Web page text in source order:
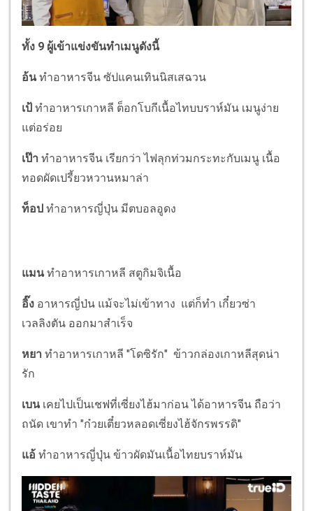
ทั้ง 9 ผู้เข้าแข่งขันทำเมนูดังนี้
อ้นทำอาหารจีน ซัปแคนเทินนิสเสฉวน
เป้ ทำอาหารเกาหลี ต็อกโบกีเนื้อไทบบราห์มัน เมนูง่าย
แต่อร่อย
เป๊า ทำอาหารจีน เรียกว่า ไฟลุกท่วมกระทะกับเมนู เนื้อ
ทอดผัดเปรี้ยวหวานหมาล่า
ท็อป ทำอาหารญี่ปุ่น มีตบอลอูดง
แมนทำอาหารเกาหลี สตูกิมจิเนื้อ
อิ๊ง อาหารญี่ป่น แม้จะไม่เข้าทาง แต่ก็ทำ เกี๋ยวซ่า
เวลลิงตัน ออกมาสำเร็จ
หยา ทำอาหารเกาหลี "โดซิรัก" ข้าวกล่องเกาหลีสุดน่า
รัก
เบนเคยไปเป็นเชฟที่เซี่ยงไฮ้มาก่อน ได้อาหารจีน ถือว่า
ถนัด เขาทำ "ก๋วยเตี๋ยวหลอดเซี่ยงไฮ้จักรพรรดิ"
แอ้ ทำอาหารญี่ปุ่น ข้าวผัดมันเนื้อไทยบราห์มัน